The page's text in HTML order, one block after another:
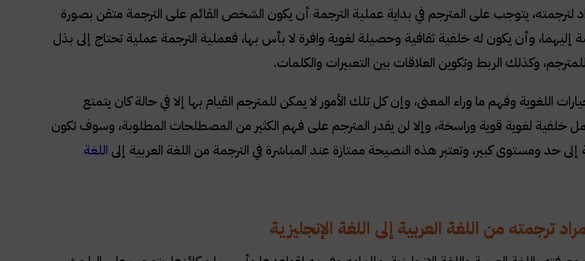
لترجمته، يتوجب على المترجم في بداية عملية الترجمة أن يكون الشخص القائم على الترجمة متقن بصورة
إليهما، وأن يكون له خلفية ثقافية وحصيلة لغوية وافرة لا بأس بها، فعملية الترجمة عملية تحتاج إلى بذل
وكذلك الربط وتكوين العلاقات بين التعبيرات والكلمات.
اللغوية وفهم ما وراء المعنى، وإن كل تلك الأمور لا يمكن للمترجم القيام بها إلا في حالة كان يتمتع
خلفية لغوية قوية وراسخة، وإلا لن يقدر المترجم على فهم الكثير من المصطلحات المطلوبة، وسوف تكون
حد ومستوى كبير، وتعتبر هذه النصيحة ممتازة عند المباشرة في الترجمة من اللغة العربية إلى اللغة
ترجمته من اللغة العربية إلى اللغة الإنجليزية